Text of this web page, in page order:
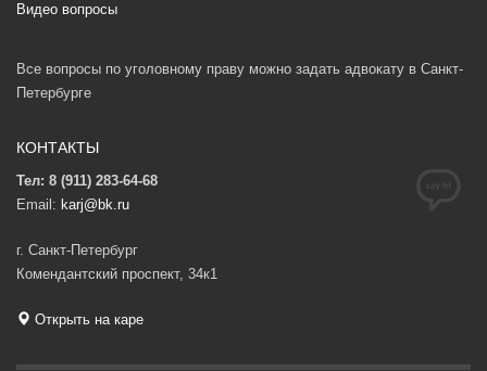
Видео вопросы
Все вопросы по уголовному праву можно задать адвокату в Санкт-
Петербурге
КОНТАКТЫ
Тел: 8 (911) 283-64-68
Email: karj@bk.ru
г. Санкт-Петербург
Комендантский проспект, 34к1
Открыть на каре